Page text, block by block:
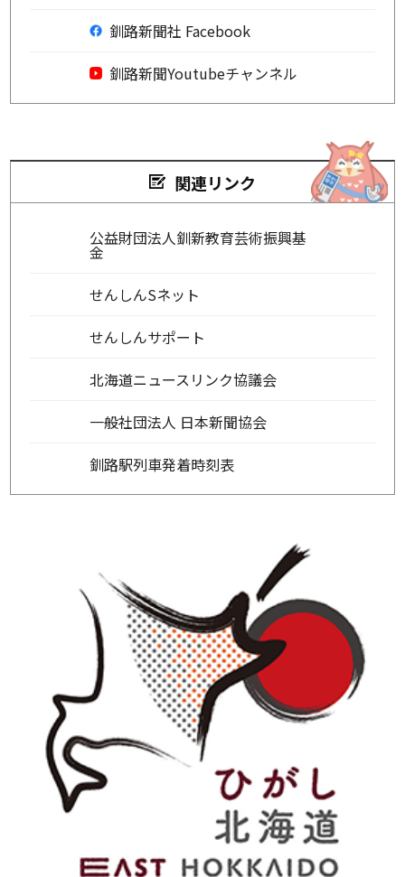
釧路新聞社 Facebook
釧路新聞Youtubeチャンネル
関連リンク
公益財団法人釧新教育芸術振興基
金
せんしんSネット
せんしんサポート
北海道ニュースリンク協議会
一般社団法人 日本新聞協会
釧路駅列車発着時刻表